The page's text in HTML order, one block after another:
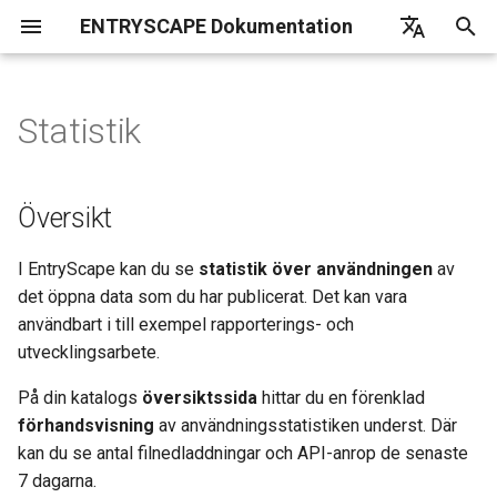
ENTRYSCAPE Dokumentation
a
i
s
e
r
Vad är EntryScape
Komma igång
Inställningar
Hjälp
Översikt
Detaljerad statistik
Filtrera statistiken
Ladda ner eller skriv ut
Översikt
Terminologier
Samlingar
Behörigheter
Detaljerad information
Översikt
Projekt
Entiteter
Publicering
Detaljerad information
Översikt
Översikt
Komma igång
Skördningsrapport
Sök bland kataloger
Skördningskällor
Verktygslåda
Notifieringar
Översikt
Användare
Grupper
Projekt
Entitetstyper
Detaljerad information
Översikt
Översikt
Översikt
Vanliga frågor
EntryScape
Underleverantörer
Statistik
Översikt
I EntryScape kan du se statistik över användningen av
det öppna data som du har publicerat. Det kan vara
användbart i till exempel rapporterings- och
utvecklingsarbete.
På din katalogs översiktssida hittar du en förenklad
förhandsvisning av användningsstatistiken underst. Där
kan du se antal filnedladdningar och API-anrop de senaste
7 dagarna.